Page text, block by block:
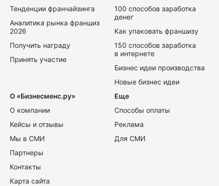
Тенденции франчайзинга
Аналитика рынка франшиз
2026
Получить награду
Принять участие
100 способов заработка
денег
Как упаковать франшизу
150 способов заработка
в интернете
Бизнес идеи производства
Новые бизнес идеи
О «Бизнесменс.ру»
О компании
Кейсы и отзывы
Мы в СМИ
Партнеры
Контакты
Карта сайта
Еще
Способы оплаты
Реклама
Для СМИ